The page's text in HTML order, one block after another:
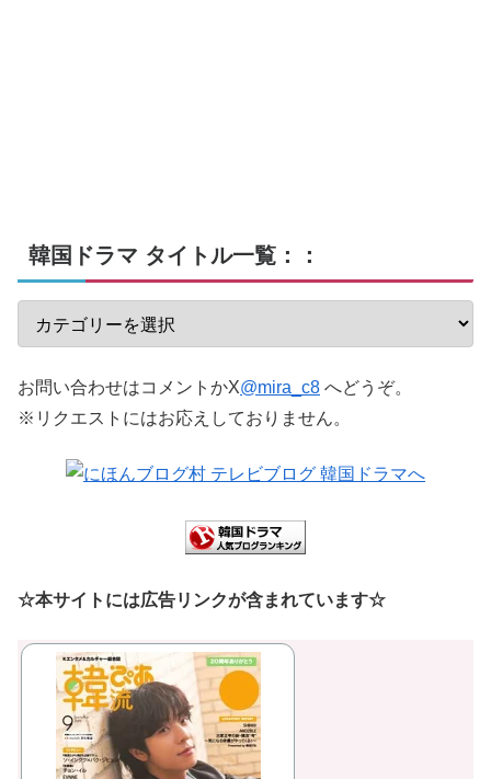
韓国ドラマ タイトル一覧：：
お問い合わせはコメントかX@mira_c8 へどうぞ。
※リクエストにはお応えしておりません。
☆本サイトには広告リンクが含まれています☆